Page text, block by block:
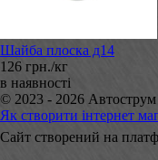
Шайба плоска д14
126 грн./кг
в наявності
© 2023 - 2026 Автострум
Як створити інтернет
Сайт створений на